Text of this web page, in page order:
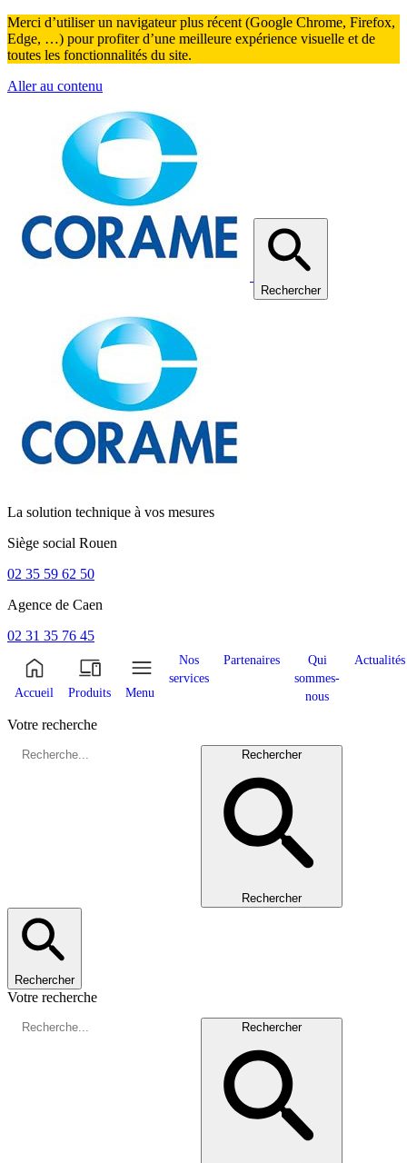
Merci d’utiliser un navigateur plus récent (Google Chrome, Firefox,
Edge, …) pour profiter d’une meilleure expérience visuelle et de
toutes les fonctionnalités du site.
Aller au contenu
Rechercher
La solution technique à vos mesures
Siège social Rouen
02 35 59 62 50
Agence de Caen
02 31 35 76 45
Accueil Produits Menu
Nos
services
Partenaires
Qui
sommes-
nous
Actualités
Votre recherche
Rechercher
Rechercher
Rechercher
Votre recherche
Rechercher